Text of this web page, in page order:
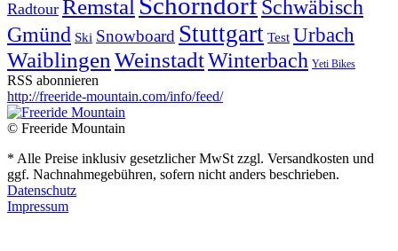
Radtour Remstal
Schwäbisch
Gmünd Ski Snowboard Stuttgart Test Urbach
Waiblingen WeinstadtWinterbach Yeti Bikes
RSS abonnieren
http://freeride-mountain.com/info/feed/
© Freeride Mountain
* Alle Preise inklusiv gesetzlicher MwSt zzgl. Versandkosten und
ggf. Nachnahmegebühren, sofern nicht anders beschrieben.
Datenschutz
Impressum